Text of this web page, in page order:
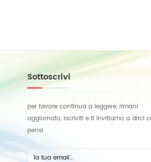
Sottoscrivi
per favore continua a leggere, rimani
aggiornato, iscriviti e ti invitiamo a dirci
pensi.